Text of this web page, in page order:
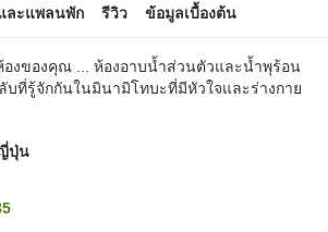
ละแพลนพัก รีวิว ข้อมูลเบื้องต้น
องของคุณ ... ห้องอาบน้ำส่วนตัวและน้ำพุร้อน
บที่รู้จักกันในมินามิโทบะที่มีหัวใจและร่างกาย
ปุ่น